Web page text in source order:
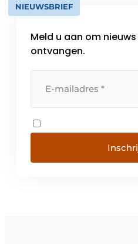
NIEUWSBRIEF
Meld u aan om
ontvangen.